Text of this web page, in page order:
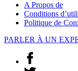
A Propos de
Conditions
Politique de
PARLER À UN